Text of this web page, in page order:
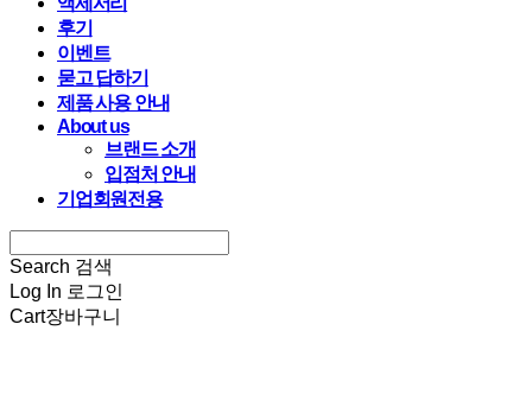
후기
이벤트
묻고 답하기
제품 사용 안내
About us
브랜드 소개
입점처 안내
기업회원전용
Search 검색
Log In 로그인
Cart장바구니